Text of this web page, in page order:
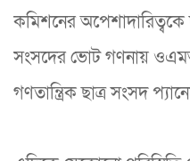
কমিশনের অপেশাদারিত্বকে
সংসদের ভোট গণনায়
গণতান্ত্রিক ছাত্র সংসদ